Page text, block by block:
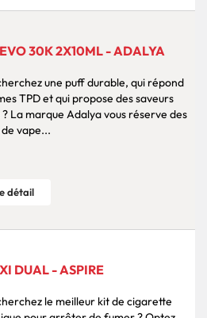
30K 2X10ML - ADALYA
une puff durable, qui répond
TPD et qui propose des saveurs
La marque Adalya vous réserve des
vape...
détail
DUAL - ASPIRE
le meilleur kit de cigarette